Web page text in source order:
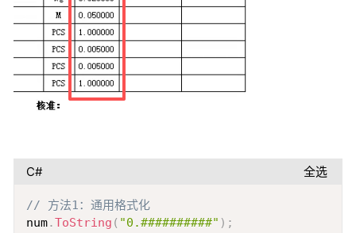
C# 全选
// 方法1：通用格式化
num.ToString ( "0.##########" ) ;